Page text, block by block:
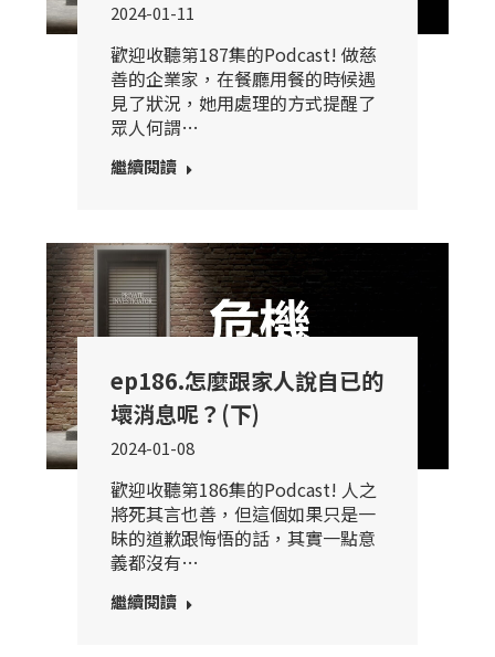
2024-01-11
歡迎收聽第187集的Podcast! 做慈
善的企業家，在餐廳用餐的時候遇
見了狀況，她用處理的方式提醒了
眾人何謂…
繼續閱讀
ep186.怎麼跟家人說自已的
壞消息呢？(下)
2024-01-08
歡迎收聽第186集的Podcast! 人之
將死其言也善，但這個如果只是一
昧的道歉跟悔悟的話，其實一點意
義都沒有…
繼續閱讀